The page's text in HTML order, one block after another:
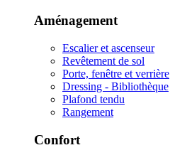
Aménagement
Escalier et ascenseur
Revêtement de sol
Porte, fenêtre et verrière
Dressing - Bibliothèque
Plafond tendu
Rangement
Confort